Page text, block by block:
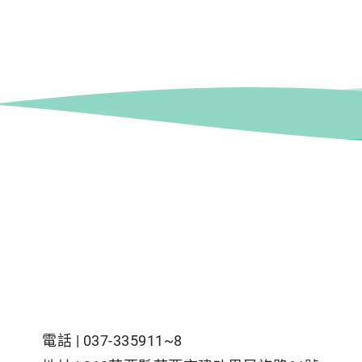
電話 | 037-335911~8